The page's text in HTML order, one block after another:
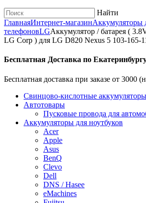
Найти
ГлавнаяИнтернет-магазинАккумуляторы
телефоновLGАккумулятор / батарея (
LG Corp ) для LG D820 Nexus 5 103-165-
Бесплатная Доставка по
Бесплатная доставка при заказе от 3000
Cвинцово-кислотные аккумуляторы
Автотовары
Пусковые провода для
Аккумуляторы для ноутбуков
Acer
Apple
Asus
BenQ
Clevo
Dell
DNS / Hasee
eMachines